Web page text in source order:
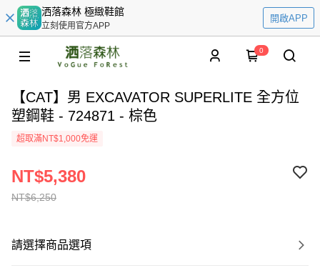
洒落森林 極緻鞋館
立刻使用官方APP
開啟APP
0
【CAT】男 EXCAVATOR SUPERLITE 全方位
塑鋼鞋 - 724871 - 棕色
超取滿NT$1,000免運
NT$6,250
NT$5,380
請選擇商品選項